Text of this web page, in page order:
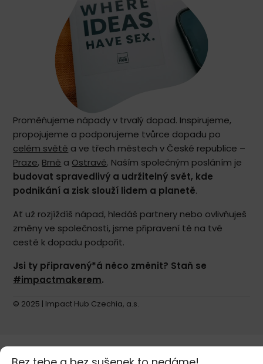
Proměňujeme nápady v trvalý dopad. Inspirujeme,
propojujeme a podporujeme tvůrce dopadu po
celém světě a ve třech městech v České republice –
Praze, Brně a Ostravě. Naším společným posláním je
budovat spravedlivý a udržitelný svět, kde
podnikání a zisk slouží lidem a planetě.
Ať už rozjíždíš nápad, hledáš partnery nebo ovlivňuješ
změny ve společnosti, jsme připravení tě na tvé
cestě k dopadu podpořit.
Jsi ty připravený*á něco změnit? Staň se
#impactmakerem.
© 2025 | Impact Hub Czechia, a.s.